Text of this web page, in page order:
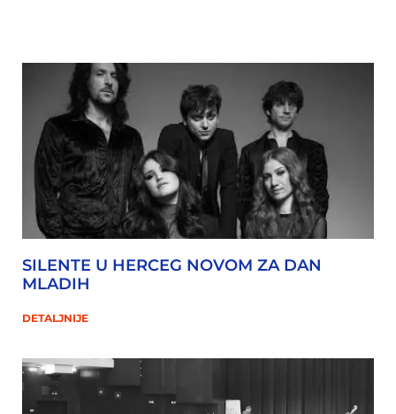
SILENTE U HERCEG NOVOM ZA DAN
MLADIH
DETALJNIJE